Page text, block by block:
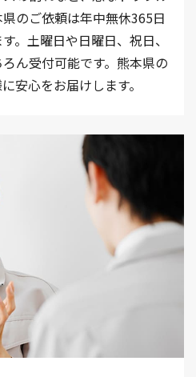
のご依頼は年中無休365日
。土曜日や日曜日、祝日、
ん受付可能です。熊本県の
安心をお届けします。